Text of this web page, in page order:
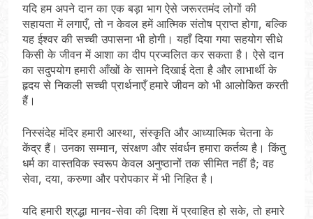
यदि हम अपने दान का एक बड़ा भाग ऐसे जरूरतमंद लोगों की
सहायता में लगाएँ, तो न केवल हमें आत्मिक संतोष प्राप्त होगा, बल्कि
यह ईश्वर की सच्ची उपासना भी होगी। यहाँ दिया गया सहयोग सीधे
किसी के जीवन में आशा का दीप प्रज्वलित कर सकता है। ऐसे दान
का सदुपयोग हमारी आँखों के सामने दिखाई देता है और लाभार्थी के
हृदय से निकली सच्ची प्रार्थनाएँ हमारे जीवन को भी आलोकित करती
हैं।
निस्संदेह मंदिर हमारी आस्था, संस्कृति और आध्यात्मिक चेतना के
केंद्र हैं। उनका सम्मान, संरक्षण और संवर्धन हमारा कर्तव्य है। किंतु
धर्म का वास्तविक स्वरूप केवल अनुष्ठानों तक सीमित नहीं है; वह
सेवा, दया, करुणा और परोपकार में भी निहित है।
यदि हमारी श्रद्धा मानव-सेवा की दिशा में प्रवाहित हो सके, तो हमारे